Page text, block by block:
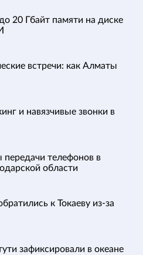
20 Гбайт памяти на диске
встречи: как Алматы
и навязчивые звонки в
передачи телефонов в
области
к Токаеву из-за
зафиксировали в океане